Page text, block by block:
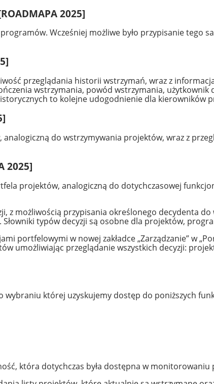
2025]
Wcześniej możliwe było przypisanie tego
przeglądania historii wstrzymań, wraz z
wstrzymania, powód wstrzymania, użytkownik
to kolejne udogodnienie dla kierowników
do wstrzymywania projektów, wraz z
2025]
projektów, analogiczną do dotychczasowej
z możliwością przypisania określonego decydenta
typów decyzji są osobne dla projektów,
portfelowymi w nowej zakładce „Zarządzanie” w
umożliwiając przeglądanie wszystkich decyzji:
wybraniu której uzyskujemy dostęp do poniższych
która dotychczas była dostępna w monitorowaniu